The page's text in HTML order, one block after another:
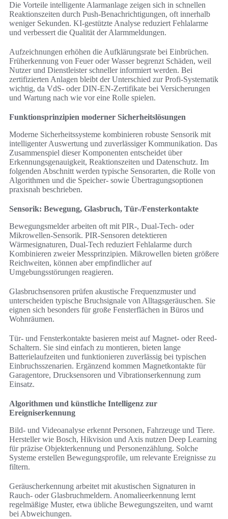
Die Vorteile intelligente Alarmanlage zeigen sich in schnellen
Reaktionszeiten durch Push-Benachrichtigungen, oft innerhalb
weniger Sekunden. KI-gestützte Analyse reduziert Fehlalarme
und verbessert die Qualität der Alarmmeldungen.
Aufzeichnungen erhöhen die Aufklärungsrate bei Einbrüchen.
Früherkennung von Feuer oder Wasser begrenzt Schäden, weil
Nutzer und Dienstleister schneller informiert werden. Bei
zertifizierten Anlagen bleibt der Unterschied zur Profi-Systematik
wichtig, da VdS- oder DIN-EN-Zertifikate bei Versicherungen
und Wartung nach wie vor eine Rolle spielen.
Funktionsprinzipien moderner Sicherheitslösungen
Moderne Sicherheitssysteme kombinieren robuste Sensorik mit
intelligenter Auswertung und zuverlässiger Kommunikation. Das
Zusammenspiel dieser Komponenten entscheidet über
Erkennungsgenauigkeit, Reaktionszeiten und Datenschutz. Im
folgenden Abschnitt werden typische Sensorarten, die Rolle von
Algorithmen und die Speicher- sowie Übertragungsoptionen
praxisnah beschrieben.
Sensorik: Bewegung, Glasbruch, Tür-/Fensterkontakte
Bewegungsmelder arbeiten oft mit PIR-, Dual-Tech- oder
Mikrowellen-Sensorik. PIR-Sensoren detektieren
Wärmesignaturen, Dual-Tech reduziert Fehlalarme durch
Kombinieren zweier Messprinzipien. Mikrowellen bieten größere
Reichweiten, können aber empfindlicher auf
Umgebungsstörungen reagieren.
Glasbruchsensoren prüfen akustische Frequenzmuster und
unterscheiden typische Bruchsignale von Alltagsgeräuschen. Sie
eignen sich besonders für große Fensterflächen in Büros und
Wohnräumen.
Tür- und Fensterkontakte basieren meist auf Magnet- oder Reed-
Schaltern. Sie sind einfach zu montieren, bieten lange
Batterielaufzeiten und funktionieren zuverlässig bei typischen
Einbruchsszenarien. Ergänzend kommen Magnetkontakte für
Garagentore, Drucksensoren und Vibrationserkennung zum
Einsatz.
Algorithmen und künstliche Intelligenz zur
Ereigniserkennung
Bild- und Videoanalyse erkennt Personen, Fahrzeuge und Tiere.
Hersteller wie Bosch, Hikvision und Axis nutzen Deep Learning
für präzise Objekterkennung und Personenzählung. Solche
Systeme erstellen Bewegungsprofile, um relevante Ereignisse zu
filtern.
Geräuscherkennung arbeitet mit akustischen Signaturen in
Rauch- oder Glasbruchmeldern. Anomalieerkennung lernt
regelmäßige Muster, etwa übliche Bewegungszeiten, und warnt
bei Abweichungen.